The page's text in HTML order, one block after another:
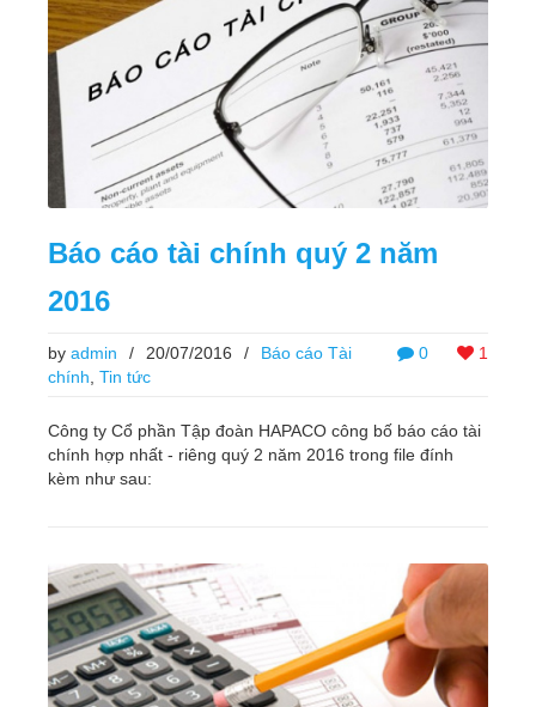
Báo cáo tài chính quý 2 năm
2016
0 1
by admin / 20/07/2016 /
Báo cáo Tài
chính Tin tức
Công ty Cổ phần Tập đoàn HAPACO công bố báo cáo tài
chính hợp nhất - riêng quý 2 năm 2016 trong file đính
kèm như sau: